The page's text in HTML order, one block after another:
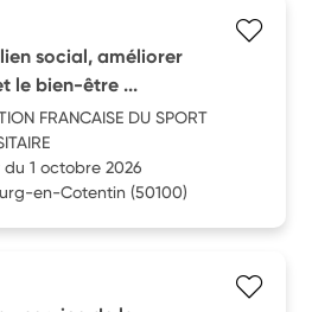
social, améliorer
le bien-être ...
FRANCAISE DU SPORT
1 octobre 2026
en-Cotentin (50100)